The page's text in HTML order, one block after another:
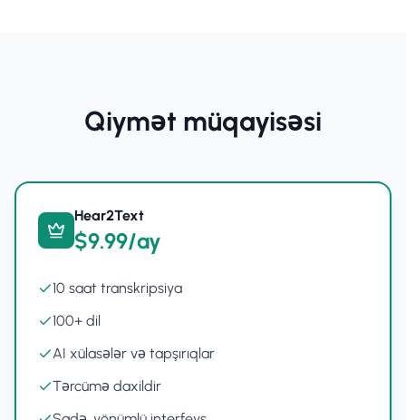
Qiymət müqayisəsi
Hear2Text
$9.99/ay
10 saat transkripsiya
100+ dil
AI xülasələr və tapşırıqlar
Tərcümə daxildir